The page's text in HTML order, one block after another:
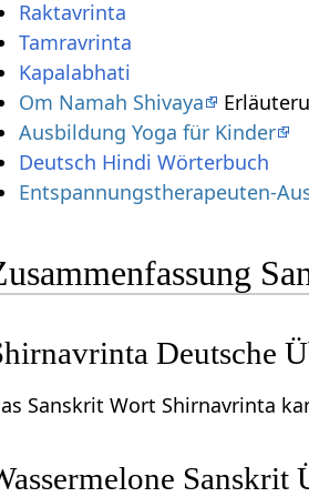
Raktavrinta
Tamravrinta
Kapalabhati
Om Namah Shivaya
Ausbildung Yoga für Kinder
Deutsch Hindi Wörterbuch
Entspannungstherapeuten-
Deutsche
Sanskrit Wort Shirnavrinta
Sanskrit